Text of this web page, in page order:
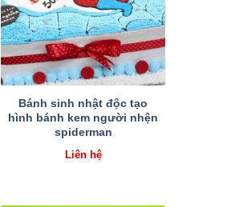
Bánh sinh nhật độc tạo
hình bánh kem người nhện
spiderman
Liên hệ